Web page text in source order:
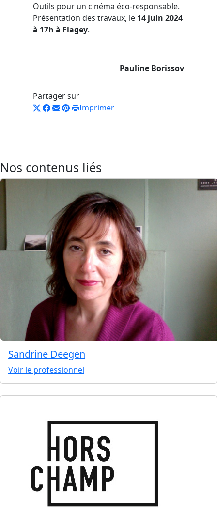
Outils pour un cinéma éco-responsable.
Présentation des travaux, le 14 juin 2024
à 17h à Flagey.
Pauline Borissov
Partager sur
Imprimer
Nos contenus liés
Sandrine Deegen
Voir le professionnel